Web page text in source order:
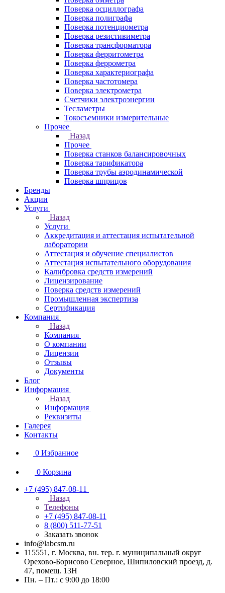
Поверка осциллографа
Поверка полиграфа
Поверка потенциометра
Поверка резистивиметра
Поверка трансформатора
Поверка ферритометра
Поверка феррометра
Поверка характериографа
Поверка частотомера
Поверка электрометра
Счетчики электроэнергии
Тесламетры
Токосъемники измерительные
Прочее
Назад
Прочее
Поверка станков балансировочных
Поверка тарификатора
Поверка трубы аэродинамической
Поверка шприцов
Бренды
Акции
Услуги
Назад
Услуги
Аккредитация и аттестация испытательной
лаборатории
Аттестация и обучение специалистов
Аттестация испытательного оборудования
Калибровка средств измерений
Лицензирование
Поверка средств измерений
Промышленная экспертиза
Сертификация
Компания
Назад
Компания
О компании
Лицензии
Отзывы
Документы
Блог
Информация
Назад
Информация
Реквизиты
Галерея
Контакты
0 Избранное
0 Корзина
+7 (495) 847-08-11
Назад
Телефоны
+7 (495) 847-08-11
8 (800) 511-77-51
Заказать звонок
info@labcsm.ru
115551, г. Москва, вн. тер. г. муниципальный округ
Орехово-Борисово Северное, Шипиловский проезд, д.
47, помещ. 13Н
Пн. – Пт.: с 9:00 до 18:00